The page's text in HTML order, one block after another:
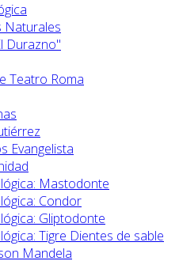
Naturales
Durazno"
Teatro Roma
Evangelista
Mastodonte
Condor
Gliptodonte
Tigre Dientes de sable
Mandela